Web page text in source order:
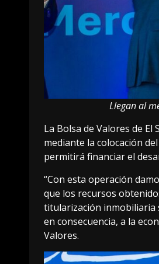
Llegan al
La Bolsa de Valores de
mediante la colocación
permitirá financiar el
“Con esta operación
que los recursos
titularización inmobiliaria
en consecuencia, a la
Valores.